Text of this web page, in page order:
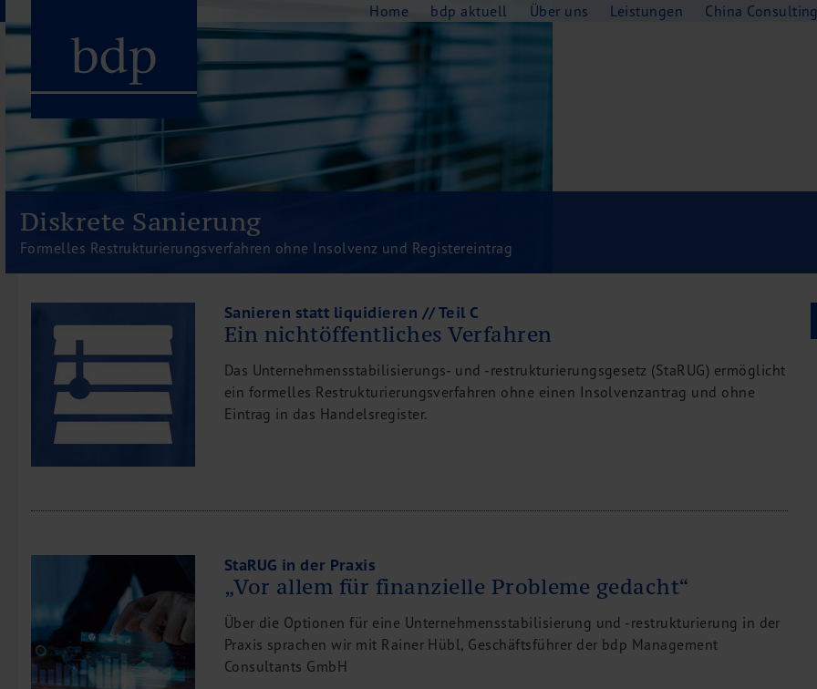
Hauptmenu
Home
bdp aktuell
Über uns
Unternehmenswerte
Pressespiegel
Publikationen
Newsletter
Videos
Leistungen
Steuerberatung
Restrukturierung
M&A + Unternehmensnachfolge
Management Consulting
Internationalisierung
China Consulting
Diskrete Sanierung
Formelles Restrukturierungsverfahren ohne Insolvenz und Registereintrag
Sanieren statt liquidieren // Teil C
Ein nichtöffentliches Verfahren
Das Unternehmensstabilisierungs- und -restrukturierungsgesetz (StaRUG) ermöglicht
ein formelles Restrukturierungsverfahren ohne einen Insolvenzantrag und ohne
Eintrag in das Handelsregister.
StaRUG in der Praxis
„Vor allem für finanzielle Probleme gedacht“
Über die Optionen für eine Unternehmensstabilisierung und -restrukturierung in der
Praxis sprachen wir mit Rainer Hübl, Geschäftsführer der bdp Management
Consultants GmbH
Home bdp aktuell Über uns Leistungen China Consulting